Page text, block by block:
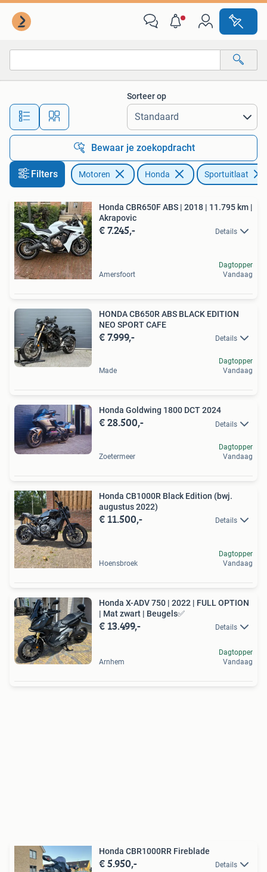
Alle afstanden…
Sorteer op
Bewaar je zoekopdracht
Filters Motoren Honda Sportuitlaat
Honda CBR650F ABS | 2018 | 11.795 km |
Akrapovic
€ 7.245,- Details
Amersfoort
Dagtopper
Vandaag
HONDA CB650R ABS BLACK EDITION
NEO SPORT CAFE
€ 7.999,- Details
Made
Dagtopper
Vandaag
Honda Goldwing 1800 DCT 2024
€ 28.500,- Details
Zoetermeer
Dagtopper
Vandaag
Honda CB1000R Black Edition (bwj.
augustus 2022)
€ 11.500,- Details
Hoensbroek
Dagtopper
Vandaag
Honda X-ADV 750 | 2022 | FULL OPTION
| Mat zwart | Beugels✅
€ 13.499,- Details
Arnhem
Dagtopper
Vandaag
Honda CBR1000RR Fireblade
€ 5.950,- Details